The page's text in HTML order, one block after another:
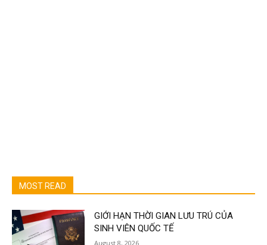
MOST READ
GIỚI HẠN THỜI GIAN LƯU TRÚ CỦA
SINH VIÊN QUỐC TẾ
August 8, 2026